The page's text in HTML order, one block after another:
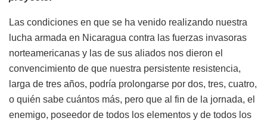
Las condiciones en que se ha venido realizando nuestra
lucha armada en Nicaragua contra las fuerzas invasoras
norteamericanas y las de sus aliados nos dieron el
convencimiento de que nuestra persistente resistencia,
larga de tres años, podría prolongarse por dos, tres, cuatro,
o quién sabe cuántos más, pero que al fin de la jornada, el
enemigo, poseedor de todos los elementos y de todos los